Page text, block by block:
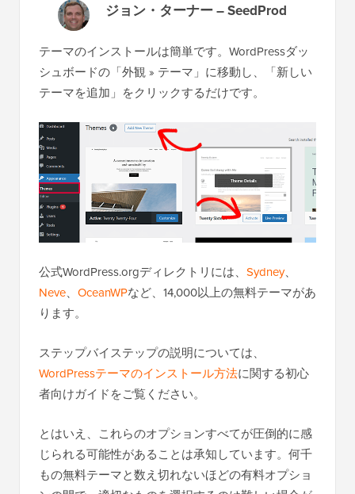
ジョン・ターナー – SeedProd
テーマのインストールは簡単です。WordPressダッ
シュボードの「外観 » テーマ」に移動し、「新しい
テーマを追加」をクリックするだけです。
公式WordPress.orgディレクトリには、 Sydney、
Neve、 OceanWPなど、14,000以上の無料テーマがあ
ります。
ステップバイステップの説明については、
WordPressテーマのインストール方法に関する初心
者向けガイドをご覧ください。
とはいえ、これらのオプションすべてが圧倒的に感
じられる可能性があることは承知しています。何千
もの無料テーマと数え切れないほどの有料オプショ